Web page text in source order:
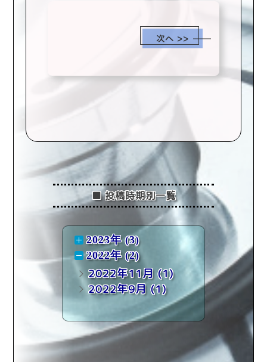
次へ >>
■ 投稿時期別一覧
2023年 (3)
2022年 (2)
2022年11月 (1)
2022年9月 (1)